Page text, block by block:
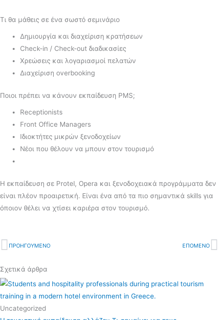
Τι θα μάθεις σε ένα σωστό σεμινάριο
Δημιουργία και διαχείριση κρατήσεων
Check-in / Check-out διαδικασίες
Χρεώσεις και λογαριασμοί πελατών
Διαχείριση overbooking
Ποιοι πρέπει να κάνουν εκπαίδευση PMS;
Receptionists
Front Office Managers
Ιδιοκτήτες μικρών ξενοδοχείων
Νέοι που θέλουν να μπουν στον τουρισμό
Η εκπαίδευση σε Protel, Opera και ξενοδοχειακά προγράμματα δεν
είναι πλέον προαιρετική. Είναι ένα από τα πιο σημαντικά skills για
όποιον θέλει να χτίσει καριέρα στον τουρισμό.
Prev
ΠΡΟΗΓΟΥΜΕΝΟ ΕΠΟΜΕΝΟ
Σχετικά άρθρα
Uncategorized